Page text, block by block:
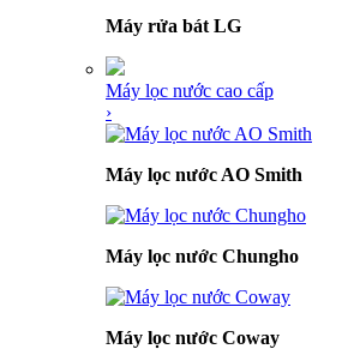
Máy rửa bát LG
Máy lọc nước cao cấp
›
Máy lọc nước AO Smith
Máy lọc nước Chungho
Máy lọc nước Coway